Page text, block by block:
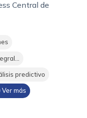
Central de
predictivo
Ver más